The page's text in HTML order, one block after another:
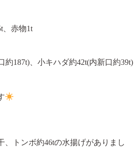
、赤物1t
約187t)、小キハダ約42t(内新口約39t)
、トンボ約46tの水揚げがありまし